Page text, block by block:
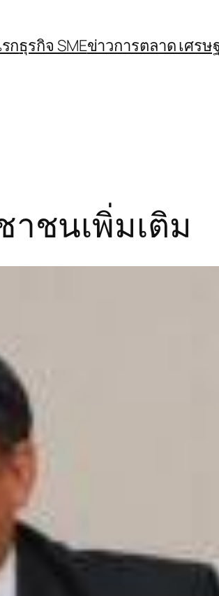
กธุรกิจ SMEข่าวการตลาด เศรษ
ชนเพิ่มเติม